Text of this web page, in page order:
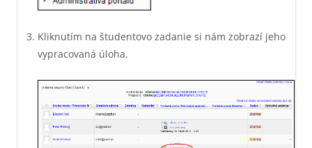
Kliknutím na študentovo zadanie si nám zobrazí jeho
vypracovaná úloha.